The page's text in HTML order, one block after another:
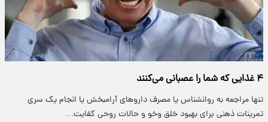
۴ غذایی که شما را عصبانی می‌کنند
تنها مراجعه به روانشناس یا مصرف داروهای آرامبخش یا انجام یک سری
تمرینات ذهنی برای بهبود خلق وخو و حالات روحی کفایت…